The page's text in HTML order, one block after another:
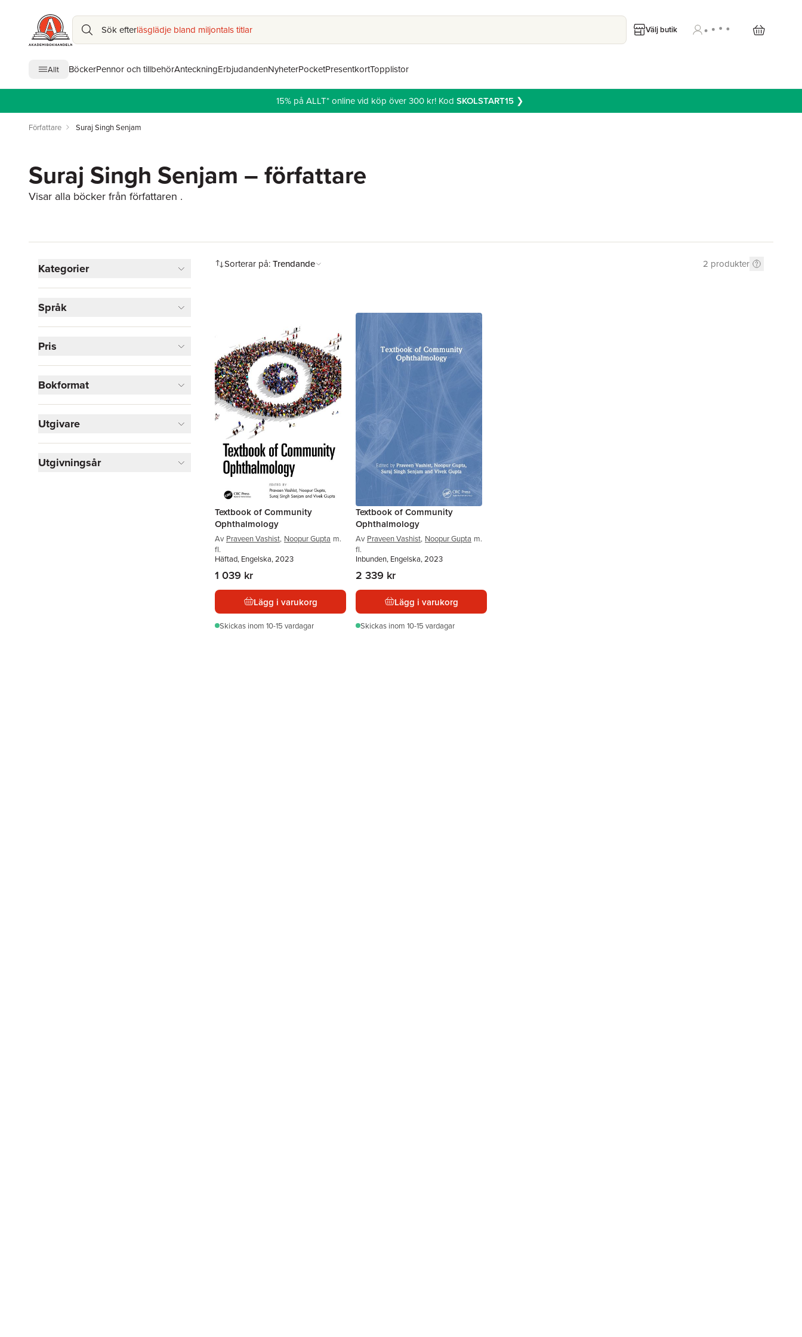
Sök efterläsglädje bland miljontals titlar Välj butik
Allt BöckerPennor och tillbehörAnteckningErbjudandenNyheterPocketPresentkortTopplistor
15% på ALLT* online vid köp över 300 kr! Kod SKOLSTART15❯
Författare Suraj Singh Senjam
Suraj Singh Senjam – författare
Visar alla böcker från författaren .
Kategorier
Medicin
2
Visa fler
Språk
Pris
Bokformat
Utgivare
Utgivningsår
Sorterar på:Trendande 2 produkter
Textbook of Community
Ophthalmology
Av Praveen Vashist, Noopur Gupta m.
fl.
Häftad, Engelska, 2023
1 039 kr
Lägg i varukorg
Skickas inom 10-15 vardagar
Textbook of Community
Ophthalmology
Av Praveen Vashist, Noopur Gupta m.
fl.
Inbunden, Engelska, 2023
2 339 kr
Lägg i varukorg
Skickas inom 10-15 vardagar